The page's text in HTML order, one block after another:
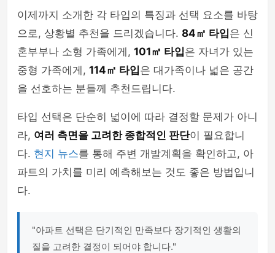
이제까지 소개한 각 타입의 특징과 선택 요소를 바탕
으로, 상황별 추천을 드리겠습니다. 84㎡ 타입은 신
혼부부나 소형 가족에게, 101㎡ 타입은 자녀가 있는
중형 가족에게, 114㎡ 타입은 대가족이나 넓은 공간
을 선호하는 분들께 추천드립니다.
타입 선택은 단순히 넓이에 따라 결정할 문제가 아니
라, 여러 측면을 고려한 종합적인 판단이 필요합니
다. 현지 뉴스를 통해 주변 개발계획을 확인하고, 아
파트의 가치를 미리 예측해보는 것도 좋은 방법입니
다.
"아파트 선택은 단기적인 만족보다 장기적인 생활의
질을 고려한 결정이 되어야 합니다."